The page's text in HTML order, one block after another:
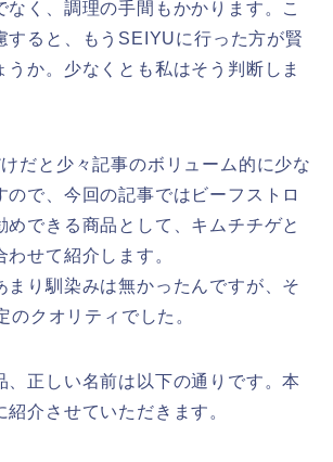
なく、調理の手間もかかります。こ
すると、もうSEIYUに行った方が賢
うか。少なくとも私はそう判断しま
だと少々記事のボリューム的に少な
ので、今回の記事ではビーフストロ
めできる商品として、キムチチゲと
せて紹介します。
まり馴染みは無かったんですが、そ
のクオリティでした。
、正しい名前は以下の通りです。本
介させていただきます。